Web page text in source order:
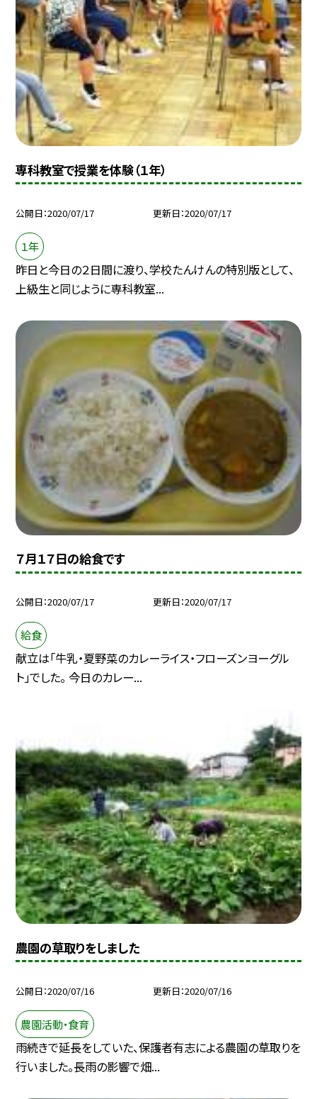
専科教室で授業を体験（１年）
公開日 2020/07/17 更新日 2020/07/17
１年
昨日と今日の２日間に渡り、学校たんけんの特別版として、
上級生と同じように専科教室...
７月１７日の給食です
公開日 2020/07/17 更新日 2020/07/17
給食
献立は「牛乳・夏野菜のカレーライス・フローズンヨーグル
ト」でした。 今日のカレー...
農園の草取りをしました
公開日 2020/07/16 更新日 2020/07/16
農園活動・食育
雨続きで延長をしていた、保護者有志による農園の草取りを
行いました。長雨の影響で畑...